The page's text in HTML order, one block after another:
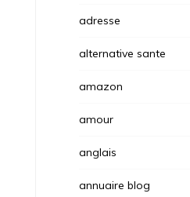
adresse
alternative sante
amazon
amour
anglais
annuaire blog